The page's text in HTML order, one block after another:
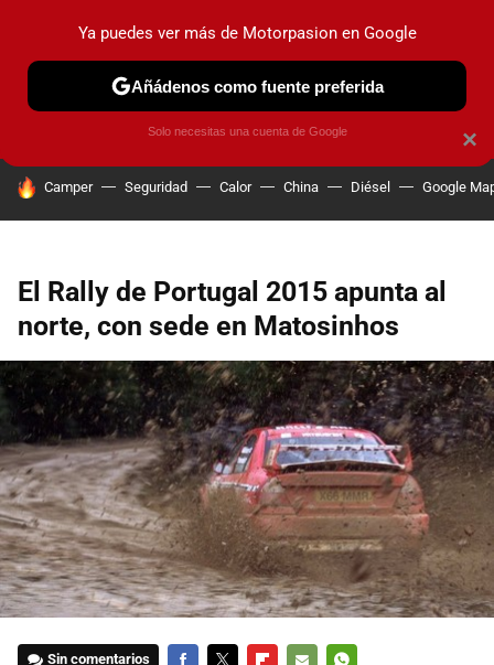
PRUEBAS COCHES ELÉCTRICOS OBSERVATORIO
HOY SE HABLA DE
Camper Seguridad Calor China Diésel Google
El Rally de Portugal 2015 apunta al
norte, con sede en Matosinhos
Sin comentarios
×
Ya puedes ver más de Motorpasion en Google
Añádenos como fuente preferida
Solo necesitas una cuenta de Google